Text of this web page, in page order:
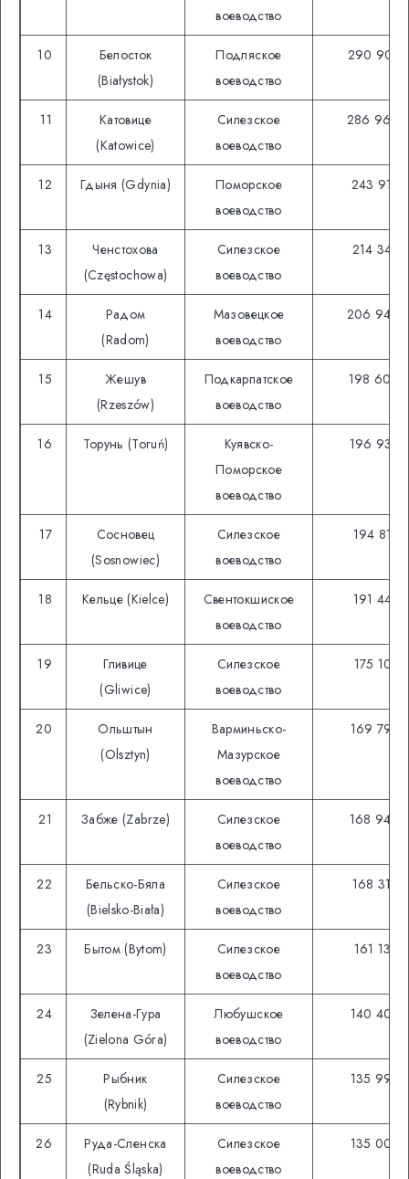
воеводство
10
Белосток
(Białystok)
Подляское
воеводство
290 907
11
Катовице
(Katowice)
Силезское
воеводство
286 960
12 Гдыня (Gdynia)
Поморское
воеводство
243 918
13
Ченстохова
(Częstochowa)
Силезское
воеводство
214 342
14
Радом
(Radom)
Мазовецкое
воеводство
206 946
15
Жешув
(Rzeszów)
Подкарпатское
воеводство
198 609
16 Торунь (Toruń)
Куявско-
Поморское
воеводство
196 935
17
Сосновец
(Sosnowiec)
Силезское
воеводство
194 818
18 Кельце (Kielce)
Свентокшиское
воеводство
191 448
19
Гливице
(Gliwice)
Силезское
воеводство
175 102
20
Ольштын
(Olsztyn)
Варминьско-
Мазурское
воеводство
169 793
21 Забже (Zabrze)
Силезское
воеводство
168 946
22
Бельско-Бяла
(Bielsko-Biała)
Силезское
воеводство
168 319
23 Бытом (Bytom)
Силезское
воеводство
161 139
24
Зелена-Гура
(Zielona Góra)
Любушское
воеводство
140 403
25
Рыбник
(Rybnik)
Силезское
воеводство
135 994
26
Руда-Сленска
(Ruda Śląska)
Силезское
воеводство
135 008